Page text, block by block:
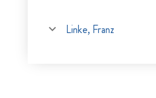
Linke, Franz